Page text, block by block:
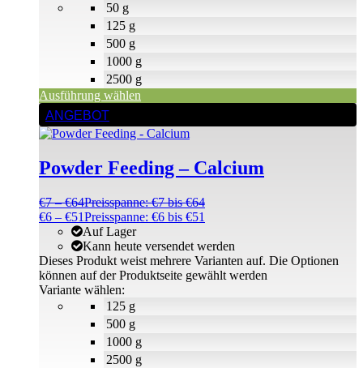
50 g
125 g
500 g
1000 g
2500 g
Ausführung wählen
ANGEBOT
Powder Feeding – Calcium
€7 –€64Preisspanne: €7 bis €64
€6 – €51Preisspanne: €6 bis €51
125 g
500 g
1000 g
2500 g
Auf Lager
Kann heute versendet werden
Variante wählen:
Dieses Produkt weist mehrere Varianten auf. Die Optionen
können auf der Produktseite gewählt werden